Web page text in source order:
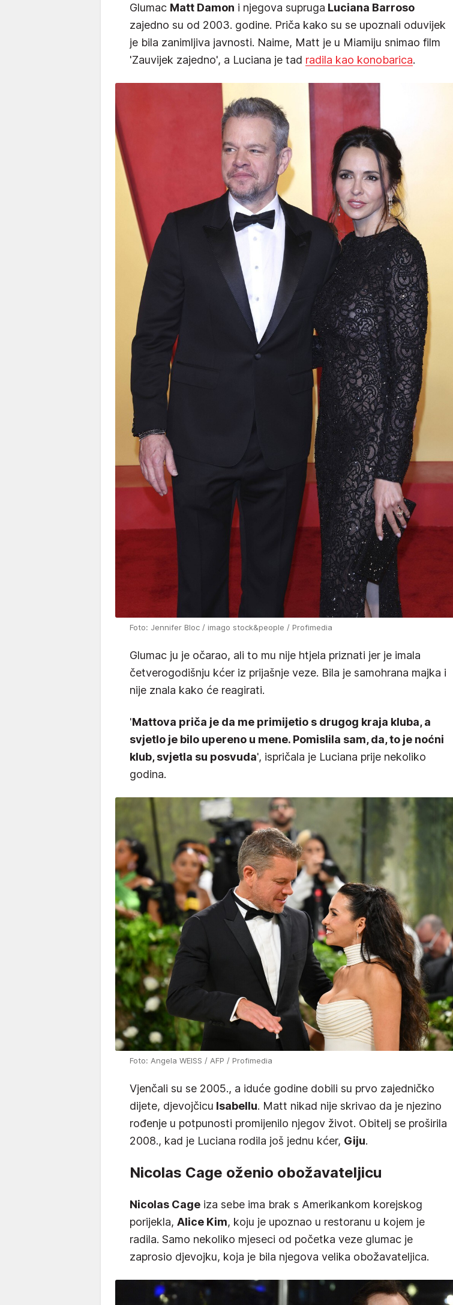
Glumac Matt Damon i njegova supruga Luciana Barroso
zajedno su od 2003. godine. Priča kako su se upoznali oduvijek
je bila zanimljiva javnosti. Naime, Matt je u Miamiju snimao film
'Zauvijek zajedno', a Luciana je tad radila kao konobarica.
Foto: Jennifer Bloc / imago stock&people / Profimedia
Glumac ju je očarao, ali to mu nije htjela priznati jer je imala
četverogodišnju kćer iz prijašnje veze. Bila je samohrana majka i
nije znala kako će reagirati.
'Mattova priča je da me primijetio s drugog kraja kluba, a
svjetlo je bilo upereno u mene. Pomislila sam, da, to je noćni
klub, svjetla su posvuda', ispričala je Luciana prije nekoliko
godina.
Foto: Angela WEISS / AFP / Profimedia
Vjenčali su se 2005., a iduće godine dobili su prvo zajedničko
dijete, djevojčicu Isabellu. Matt nikad nije skrivao da je njezino
rođenje u potpunosti promijenilo njegov život. Obitelj se proširila
2008., kad je Luciana rodila još jednu kćer, Giju.
Nicolas Cage oženio obožavateljicu
Nicolas Cage iza sebe ima brak s Amerikankom korejskog
porijekla, Alice Kim, koju je upoznao u restoranu u kojem je
radila. Samo nekoliko mjeseci od početka veze glumac je
zaprosio djevojku, koja je bila njegova velika obožavateljica.